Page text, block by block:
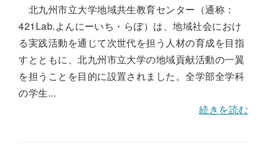
北九州市立大学地域共生教育センター（通称：
421Lab.よんにーいち・らぼ）は、地域社会におけ
る実践活動を通じて次世代を担う人材の育成を目指
すとともに、北九州市立大学の地域貢献活動の一翼
を担うことを目的に設置されました。全学部全学科
の学生...
続きを読む